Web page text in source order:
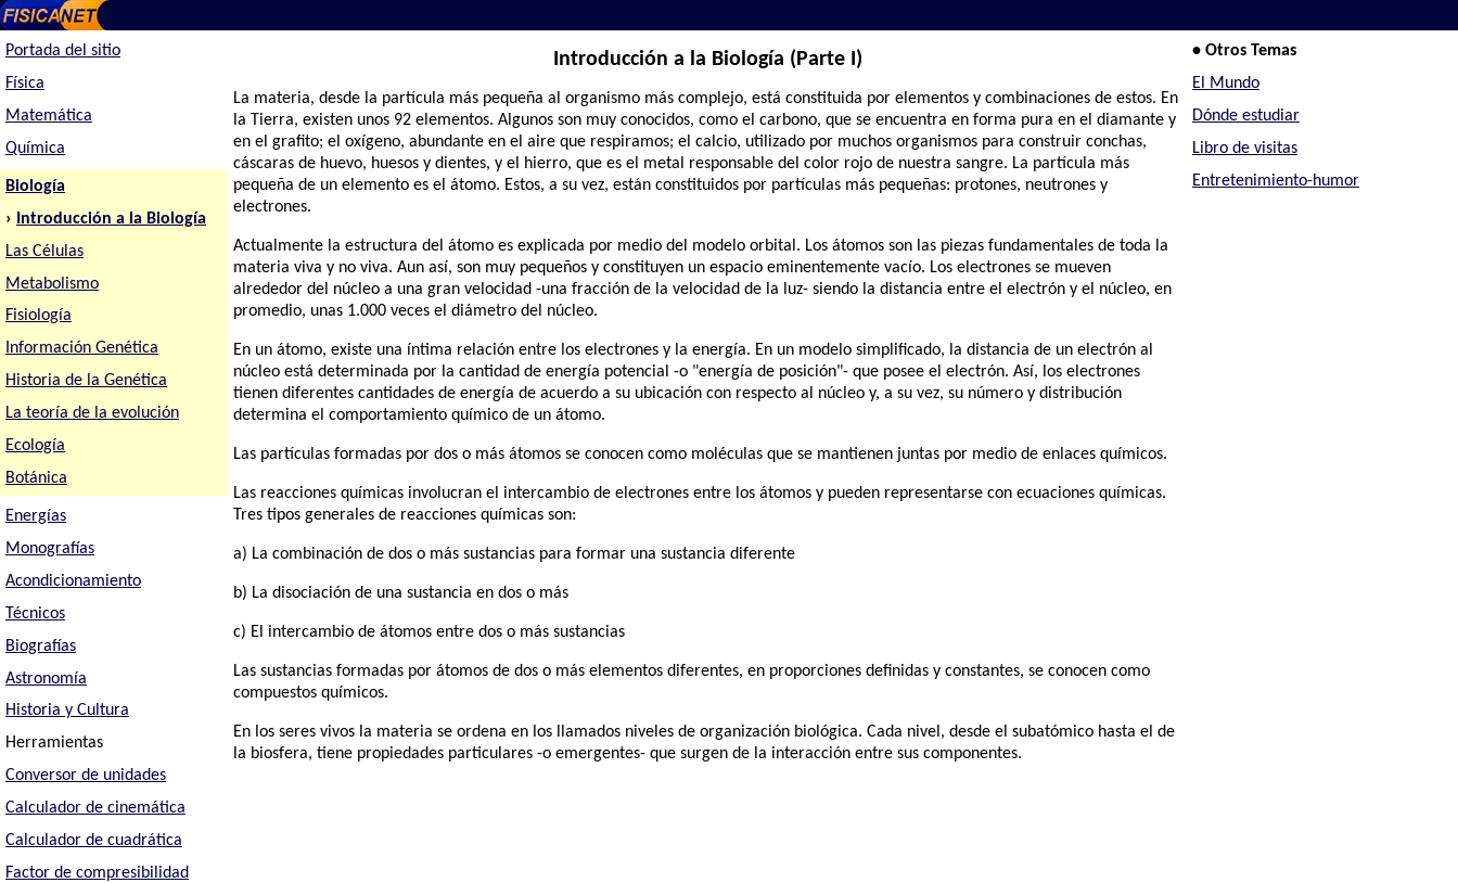
Portada del sitio
Física
Matemática
Química
Biología
›
Introducción a la Biología
Las Células
Metabolismo
Fisiología
Información Genética
Historia de la Genética
La teoría de la evolución
Ecología
Botánica
Energías
Monografías
Acondicionamiento
Técnicos
Biografías
Astronomía
Historia y Cultura
Herramientas
Conversor de unidades
Calculador de cinemática
Calculador de cuadrática
Factor de compresibilidad
Introducción a la Biología (Parte I)
La materia, desde la partícula más pequeña al organismo más complejo, está constituida por elementos y combinaciones de estos. En
la Tierra, existen unos 92 elementos. Algunos son muy conocidos, como el carbono, que se encuentra en forma pura en el diamante y
en el grafito; el oxígeno, abundante en el aire que respiramos; el calcio, utilizado por muchos organismos para construir conchas,
cáscaras de huevo, huesos y dientes, y el hierro, que es el metal responsable del color rojo de nuestra sangre. La partícula más
pequeña de un elemento es el átomo. Estos, a su vez, están constituidos por partículas más pequeñas: protones, neutrones y
electrones.
Actualmente la estructura del átomo es explicada por medio del modelo orbital. Los átomos son las piezas fundamentales de toda la
materia viva y no viva. Aun así, son muy pequeños y constituyen un espacio eminentemente vacío. Los electrones se mueven
alrededor del núcleo a una gran velocidad -una fracción de la velocidad de la luz- siendo la distancia entre el electrón y el núcleo, en
promedio, unas 1.000 veces el diámetro del núcleo.
En un átomo, existe una íntima relación entre los electrones y la energía. En un modelo simplificado, la distancia de un electrón al
núcleo está determinada por la cantidad de energía potencial -o "energía de posición"- que posee el electrón. Así, los electrones
tienen diferentes cantidades de energía de acuerdo a su ubicación con respecto al núcleo y, a su vez, su número y distribución
determina el comportamiento químico de un átomo.
Las partículas formadas por dos o más átomos se conocen como moléculas que se mantienen juntas por medio de enlaces químicos.
Las reacciones químicas involucran el intercambio de electrones entre los átomos y pueden representarse con ecuaciones químicas.
Tres tipos generales de reacciones químicas son:
a) La combinación de dos o más sustancias para formar una sustancia diferente
b) La disociación de una sustancia en dos o más
c) El intercambio de átomos entre dos o más sustancias
Las sustancias formadas por átomos de dos o más elementos diferentes, en proporciones definidas y constantes, se conocen como
compuestos químicos.
En los seres vivos la materia se ordena en los llamados niveles de organización biológica. Cada nivel, desde el subatómico hasta el de
la biosfera, tiene propiedades particulares -o emergentes- que surgen de la interacción entre sus componentes.
• Otros Temas
El Mundo
Dónde estudiar
Libro de visitas
Entretenimiento-humor